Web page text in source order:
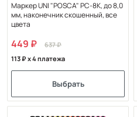
Маркер UNI "POSCA" PC-8K, до 8,0
мм, наконечник скошенный, все
цвета
449
637
113
x 4 платежа
Выбрать